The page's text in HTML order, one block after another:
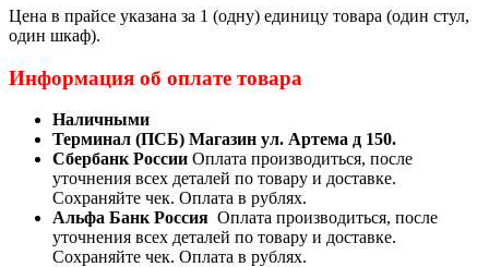
Цена в прайсе указана за 1 (одну) единицу товара (один стул,
один шкаф).
Информация об оплате товара
Наличными
Терминал (ПСБ) Магазин ул. Артема д 150.
Сбербанк России Оплата производиться, после
уточнения всех деталей по товару и доставке.
Сохраняйте чек. Оплата в рублях.
Альфа Банк Россия Оплата производиться, после
уточнения всех деталей по товару и доставке.
Сохраняйте чек. Оплата в рублях.